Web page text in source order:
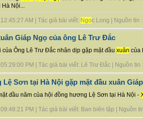
Nội...
AM | Tác giả bài viết: Ngọc Long | Nguồn tin
Giáp Ngọ của ông Lê Trư Đắc
của Ông Lê Trư Đắc nhân dịp gặp mặt đầu xuân của
PM | Tác giả bài viết: Lê Trư Đắc | Nguồn tin
Sơn tại Hà Nội gặp mặt đầu xuân
đầu năm của hội đồng hương Lệ Sơn tại Hà Nội -
PM | Tác giả bài viết: Ban biên tập | Nguồn